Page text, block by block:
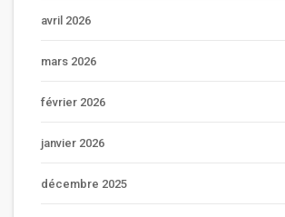
avril 2026
mars 2026
février 2026
janvier 2026
décembre 2025